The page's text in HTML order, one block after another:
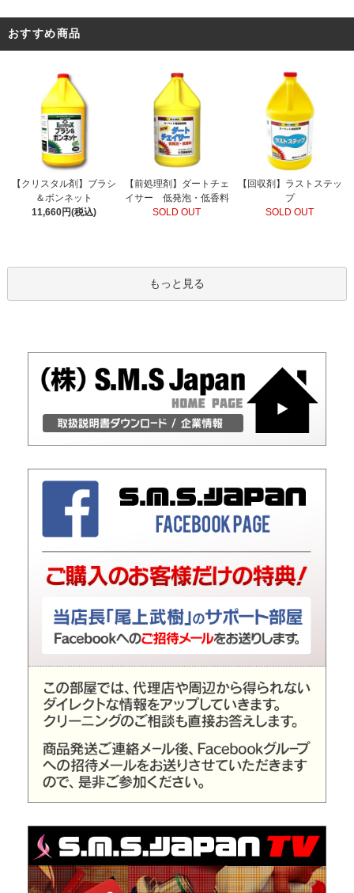
おすすめ商品
【クリスタル剤】ブラシ
＆ボンネット
11,660円(税込)
【前処理剤】ダートチェ
イサー 低発泡・低香料
SOLD OUT
【回収剤】ラストステッ
プ
SOLD OUT
もっと見る